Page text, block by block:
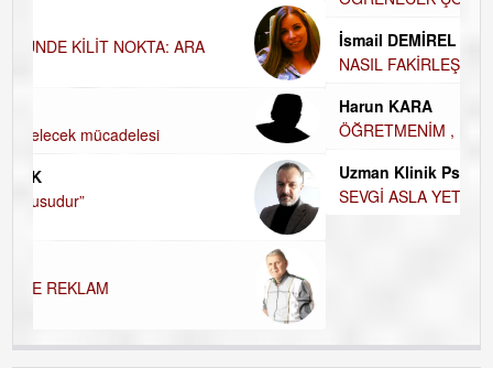
İsmail DEMİREL
ÖĞRETMENİM , HAKKINI NASIL ÖDERİM !
Uzman Klinik Psikolog Erkan EZERÇE
SEVGİ ASLA YETMEZ!